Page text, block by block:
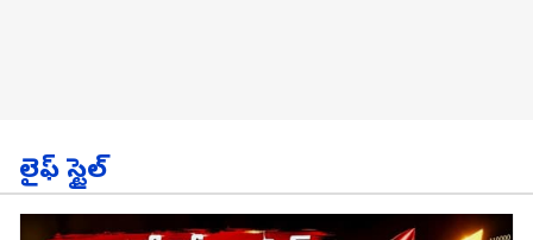
లైఫ్ స్టైల్